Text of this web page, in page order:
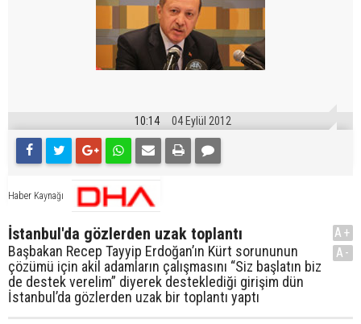
10:14 04 Eylül 2012
Haber Kaynağı
İstanbul'da gözlerden uzak toplantı
Başbakan Recep Tayyip Erdoğan’ın Kürt sorununun
çözümü için akil adamların çalışmasını “Siz başlatın biz
de destek verelim” diyerek desteklediği girişim dün
İstanbul’da gözlerden uzak bir toplantı yaptı
A+
A-